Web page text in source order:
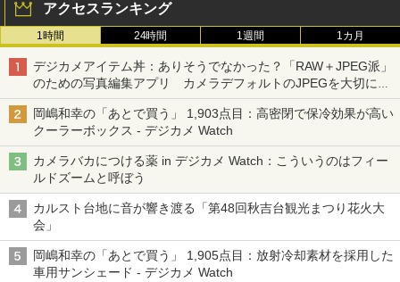
アクセスランキング
1時間 24時間 1週間 1カ月
デジカメアイテム丼：ありそうでなかった？「RAW＋JPEG派」
のための写真編集アプリ カメラデフォルトのJPEGを大切にす
る「Filmator」
岡嶋和幸の「あとで買う」 1,903点目：高密閉で保冷効果が高い
クーラーボックス - デジカメ Watch
カメラバカにつける薬 in デジカメ Watch：こういうのはフィー
ルドズームと呼ぼう
カルスト台地に音が響き渡る「第48回秋吉台観光まつり花火大
会」
岡嶋和幸の「あとで買う」 1,905点目：放射冷却素材を採用した
車用サンシェード - デジカメ Watch